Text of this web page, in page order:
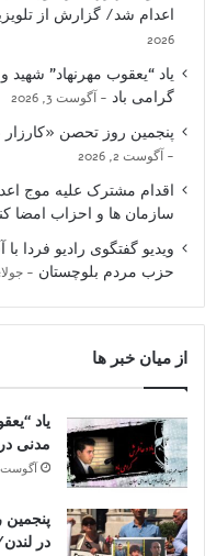
اعدام شد/ گزارش از
2026
یاد “یعقوب مهرنهاد”
گرامی باد
آگوست 3, 2026
پنجمین روز تحصن
آگوست 2, 2026
اقدام مشترک علیه موج
سازمان ها و احزاب امضا
ویدیو گفتگوی رادیو فردا
حزب مردم بلوچستان
جولای
از میان خبر ها
یاد
مدنی
آگوست 3, 2026
پنجمین
در